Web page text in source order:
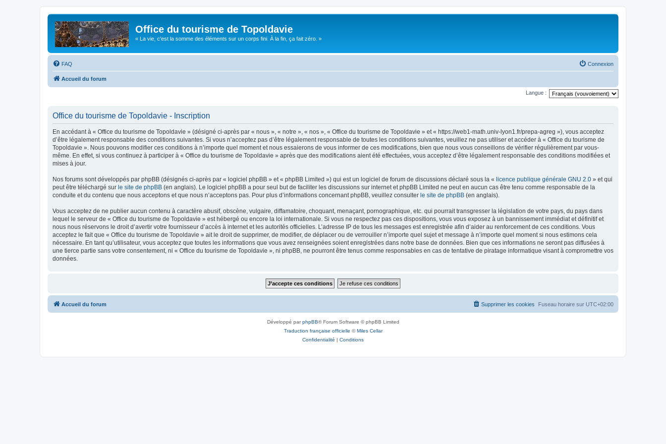
Office du tourisme de Topoldavie
« La vie, c'est la somme des éléments sur un corps fini. À la fin, ça fait zéro. »
FAQ Connexion
Accueil du forum
Langue :
Office du tourisme de Topoldavie - Inscription
En accédant à « Office du tourisme de Topoldavie » (désigné ci-après par « nous », « notre », « nos », « Office du tourisme de Topoldavie » et « https://web1-math.univ-lyon1.fr/prepa-agreg »), vous acceptez
d’être légalement responsable des conditions suivantes. Si vous n’acceptez pas d’être légalement responsable de toutes les conditions suivantes, veuillez ne pas utiliser et accéder à « Office du tourisme de
Topoldavie ». Nous pouvons modifier ces conditions à n’importe quel moment et nous essaierons de vous informer de ces modifications, bien que nous vous conseillons de vérifier régulièrement par vous-
même. En effet, si vous continuez à participer à « Office du tourisme de Topoldavie » après que des modifications aient été effectuées, vous acceptez d’être légalement responsable des conditions modifiées et
mises à jour.
Nos forums sont développés par phpBB (désignés ci-après par « logiciel phpBB » et « phpBB Limited ») qui est un logiciel de forum de discussions déclaré sous la « licence publique générale GNU 2.0 » et qui
peut être téléchargé sur le site de phpBB (en anglais). Le logiciel phpBB a pour seul but de faciliter les discussions sur internet et phpBB Limited ne peut en aucun cas être tenu comme responsable de la
conduite et du contenu que nous acceptons et que nous n’acceptons pas. Pour plus d’informations concernant phpBB, veuillez consulter le site de phpBB (en anglais).
Vous acceptez de ne publier aucun contenu à caractère abusif, obscène, vulgaire, diffamatoire, choquant, menaçant, pornographique, etc. qui pourrait transgresser la législation de votre pays, du pays dans
lequel le serveur de « Office du tourisme de Topoldavie » est hébergé ou encore la loi internationale. Si vous ne respectez pas ces dispositions, vous vous exposez à un bannissement immédiat et définitif et
nous nous réservons le droit d’avertir votre fournisseur d’accès à internet et les autorités officielles. L’adresse IP de tous les messages est enregistrée afin d’aider au renforcement de ces conditions. Vous
acceptez le fait que « Office du tourisme de Topoldavie » ait le droit de supprimer, de modifier, de déplacer ou de verrouiller n’importe quel sujet et message à n’importe quel moment si nous estimons cela
nécessaire. En tant qu’utilisateur, vous acceptez que toutes les informations que vous avez renseignées soient enregistrées dans notre base de données. Bien que ces informations ne seront pas diffusées à
une tierce partie sans votre consentement, ni « Office du tourisme de Topoldavie », ni phpBB, ne pourront être tenus comme responsables en cas de tentative de piratage informatique visant à compromettre vos
données.
Accueil du forum Fuseau horaire sur UTC+02:00
Supprimer les cookies
Développé parphpBB® Forum Software © phpBB Limited
Traduction française officielle ©Miles Cellar
Confidentialité | Conditions